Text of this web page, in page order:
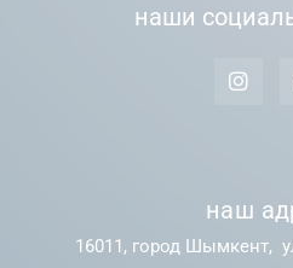
наши
наш
16011, город Шымкент,